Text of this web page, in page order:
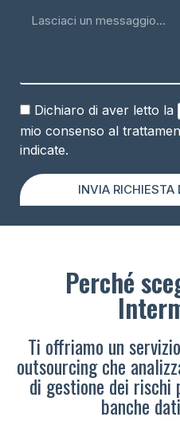
Dichiaro di aver letto la
mio consenso al
indicate.
INVIA RICHIESTA
Perché
Ti offriamo un
outsourcing che
di gestione dei
banche